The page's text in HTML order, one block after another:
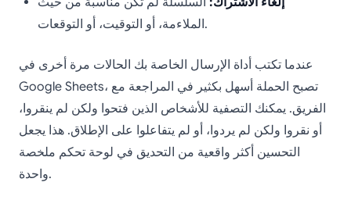
الملاءمة، أو التوقيت، أو التوقعات.
عندما تكتب أداة الإرسال الخاصة بك الحالات مرة أخرى في
Google Sheets، تصبح الحملة أسهل بكثير في المراجعة مع
الفريق. يمكنك التصفية للأشخاص الذين فتحوا ولكن لم ينقروا،
أو نقروا ولكن لم يردوا، أو لم يتفاعلوا على الإطلاق. هذا يجعل
التحسين أكثر واقعية من التحديق في لوحة تحكم ملخصة
واحدة.